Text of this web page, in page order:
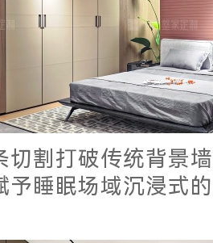
切割打破传统背景
予睡眠场域沉浸式